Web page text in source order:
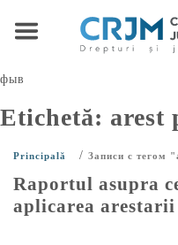
фыв
Etichetă: arest
Principală / Записи с тегом
Raportul asupra
aplicarea